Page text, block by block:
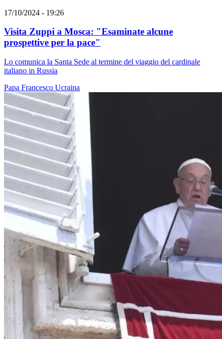
17/10/2024 - 19:26
Visita Zuppi a Mosca: "Esaminate alcune
prospettive per la pace"
Lo comunica la Santa Sede al termine del viaggio del cardinale
italiano in Russia
Papa Francesco Ucraina